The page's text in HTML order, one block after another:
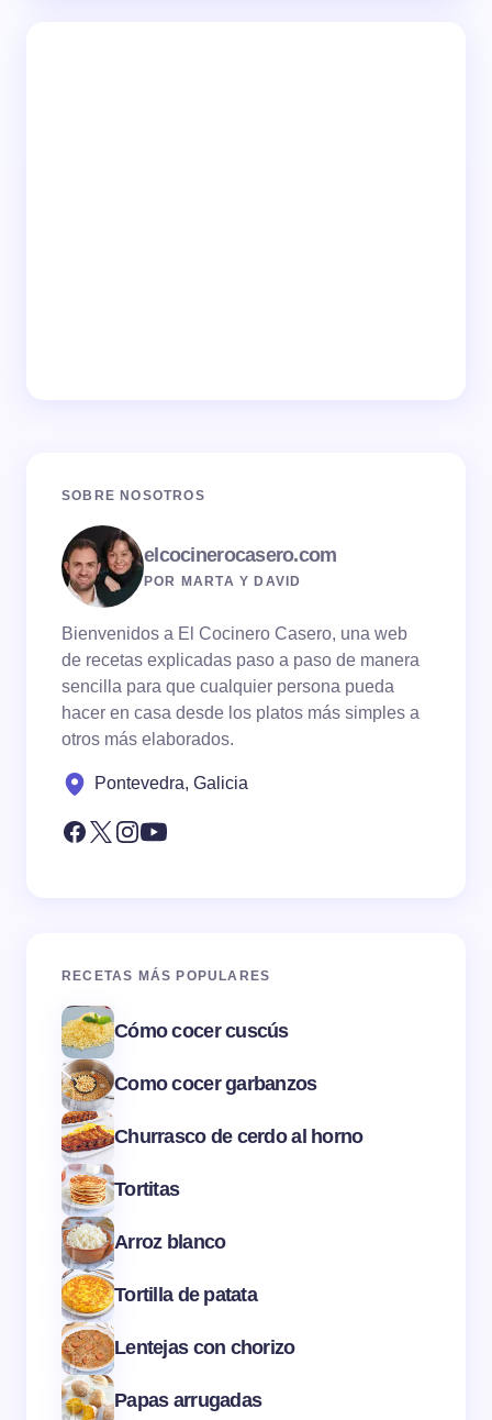
SOBRE NOSOTROS
elcocinerocasero.com
POR MARTA Y DAVID
Bienvenidos a El Cocinero Casero, una web
de recetas explicadas paso a paso de manera
sencilla para que cualquier persona pueda
hacer en casa desde los platos más simples a
otros más elaborados.
Pontevedra, Galicia
RECETAS MÁS POPULARES
Cómo cocer cuscús
Como cocer garbanzos
Churrasco de cerdo al horno
Tortitas
Arroz blanco
Tortilla de patata
Lentejas con chorizo
Papas arrugadas